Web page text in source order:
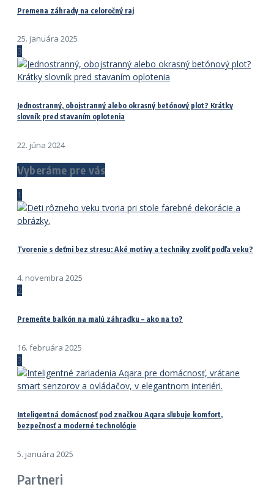
Premena záhrady na celoročný raj
25. januára 2025
3
Jednostranný, obojstranný alebo okrasný betónový plot? Krátky
slovník pred stavaním oplotenia
22. júna 2024
Vyberáme pre vás
1
Tvorenie s deťmi bez stresu: Aké motívy a techniky zvoliť podľa veku?
4. novembra 2025
2
Premeňte balkón na malú záhradku – ako na to?
16. februára 2025
3
Inteligentná domácnosť pod značkou Aqara sľubuje komfort,
bezpečnosť a moderné technológie
5. januára 2025
Partneri